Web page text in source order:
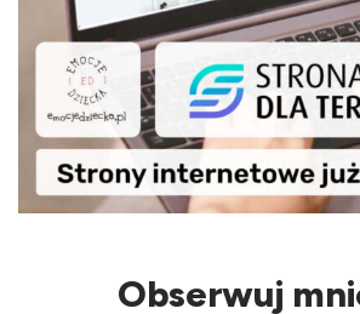
Obserwuj